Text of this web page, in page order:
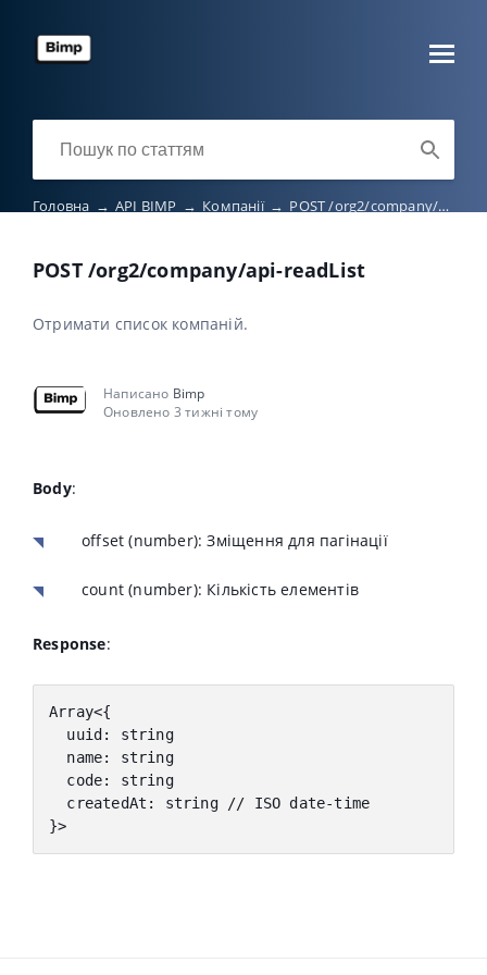
Головна → API BIMP → Компанії → POST /org2/company/api-readList
POST /org2/company/api-readList
Отримати список компаній.
Написано Bimp
Оновлено 3 тижні тому
Body:
offset (number): Зміщення для пагінації
count (number): Кількість елементів
Response:
Array<{
  uuid
:
string
  name
:
string
  code
:
string
  createdAt
: string
// ISO date-time
}>